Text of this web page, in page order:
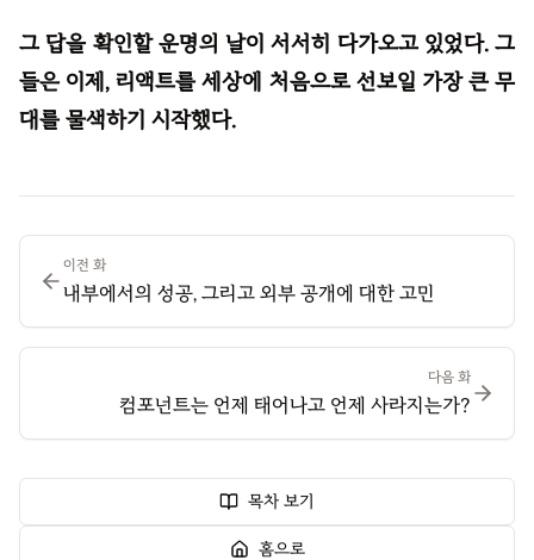
그 답을 확인할 운명의 날이 서서히 다가오고 있었다. 그
들은 이제, 리액트를 세상에 처음으로 선보일 가장 큰 무
대를 물색하기 시작했다.
이전 화
내부에서의 성공, 그리고 외부 공개에 대한 고민
다음 화
컴포넌트는 언제 태어나고 언제 사라지는가?
목차 보기
홈으로